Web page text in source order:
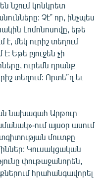
նշում կոնկրետ
Չէ՞ որ, ինչպես
Լոմոնոսովը, եթե
մեկ ուրիշ տեղում
Եթե բյուջեն չի
ուրեմն դրանք
տեղում: Որտե՞ղ եւ
նախագահ Արթուր
ում այսօր ասում
մուտքը
Կուսակցական
փութաջանորեն,
հրահանգավորել